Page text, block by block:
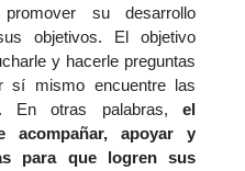
su desarrollo
objetivos. El objetivo
y hacerle preguntas
sí mismo encuentre las
En otras palabras,el
apoyar y
para que logren sus